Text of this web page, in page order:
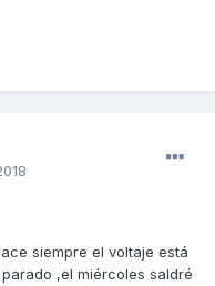
siempre el voltaje está
,el miércoles saldré